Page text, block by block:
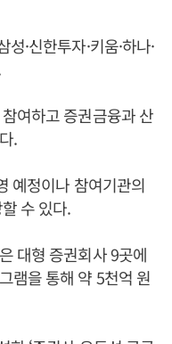
·신한투자·키움·하나·
여하고 증권금융과 산
.
예정이나 참여기관의
수 있다.
대형 증권회사 9곳에
램을 통해 약 5천억 원